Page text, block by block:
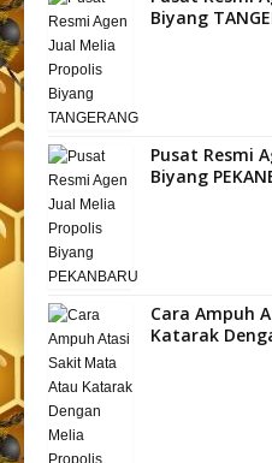
Biyang
Pusat Resmi
Biyang
Cara Ampuh
Katarak